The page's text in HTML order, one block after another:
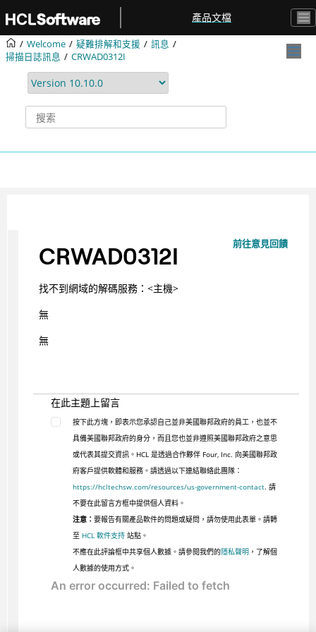
產品文檔
Welcome 疑難排解和支援
訊息
掃描日誌訊息
CRWAD0312I
前往意見回饋
CRWAD0312I
找不到網域的解碼服務：<主機>
無
無
在此主題上留言
按下此方塊，即表示您承認自己並非美國聯邦政府的員工，也並不
具備美國聯邦政府的身分，而且您也並非遵照美國聯邦政府之意思
或代表其提交資訊。HCL 是透過合作夥伴 Four, Inc. 向美國聯邦政
府客戶提供軟體和服務。請透過以下連結聯絡此團隊：
https://hcltechsw.com/resources/us-government-contact. 請
不要在此留言方框中提供個人資料。
注意： 要報告有關產品軟件的問題或疑問，請勿使用此表單。請轉
至 HCL 軟件支持站點。
不應在此評論框中共享個人數據。請參閱我們的隱私聲明 ，了解個
人數據的使用方式。